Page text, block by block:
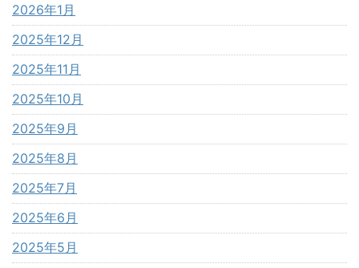
2026年1月
2025年12月
2025年11月
2025年10月
2025年9月
2025年8月
2025年7月
2025年6月
2025年5月